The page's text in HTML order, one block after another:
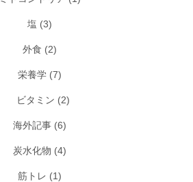
塩 (3)
外食 (2)
栄養学 (7)
ビタミン (2)
海外記事 (6)
炭水化物 (4)
筋トレ (1)